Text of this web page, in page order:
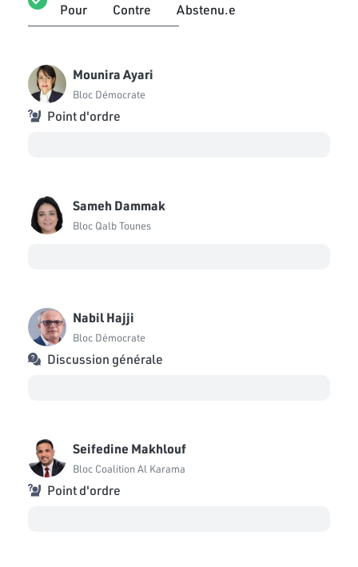
Pour
Contre
Abstenu.e
Mounira Ayari
Bloc Démocrate
Point d'ordre
Sameh Dammak
Bloc Qalb Tounes
Nabil Hajji
Bloc Démocrate
Discussion générale
Seifedine Makhlouf
Bloc Coalition Al Karama
Point d'ordre